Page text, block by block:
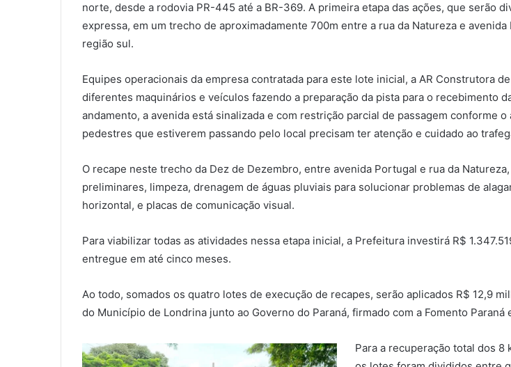
norte, desde a rodovia PR-445 até a BR-369. A primeira etapa das ações, que serão
expressa, em um trecho de aproximadamente 700m entre a rua da Natureza e
região sul.
Equipes operacionais da empresa contratada para este lote inicial, a AR Construtora
diferentes maquinários e veículos fazendo a preparação da pista para o recebimento
andamento, a avenida está sinalizada e com restrição parcial de passagem conforme
pedestres que estiverem passando pelo local precisam ter atenção e cuidado ao
O recape neste trecho da Dez de Dezembro, entre avenida Portugal e rua da
preliminares, limpeza, drenagem de águas pluviais para solucionar problemas de
horizontal, e placas de comunicação visual.
Para viabilizar todas as atividades nessa etapa inicial, a Prefeitura investirá R$
entregue em até cinco meses.
Ao todo, somados os quatro lotes de execução de recapes, serão aplicados R$ 12,9
do Município de Londrina junto ao Governo do Paraná, firmado com a Fomento Paraná
Para a recuperação total dos 8